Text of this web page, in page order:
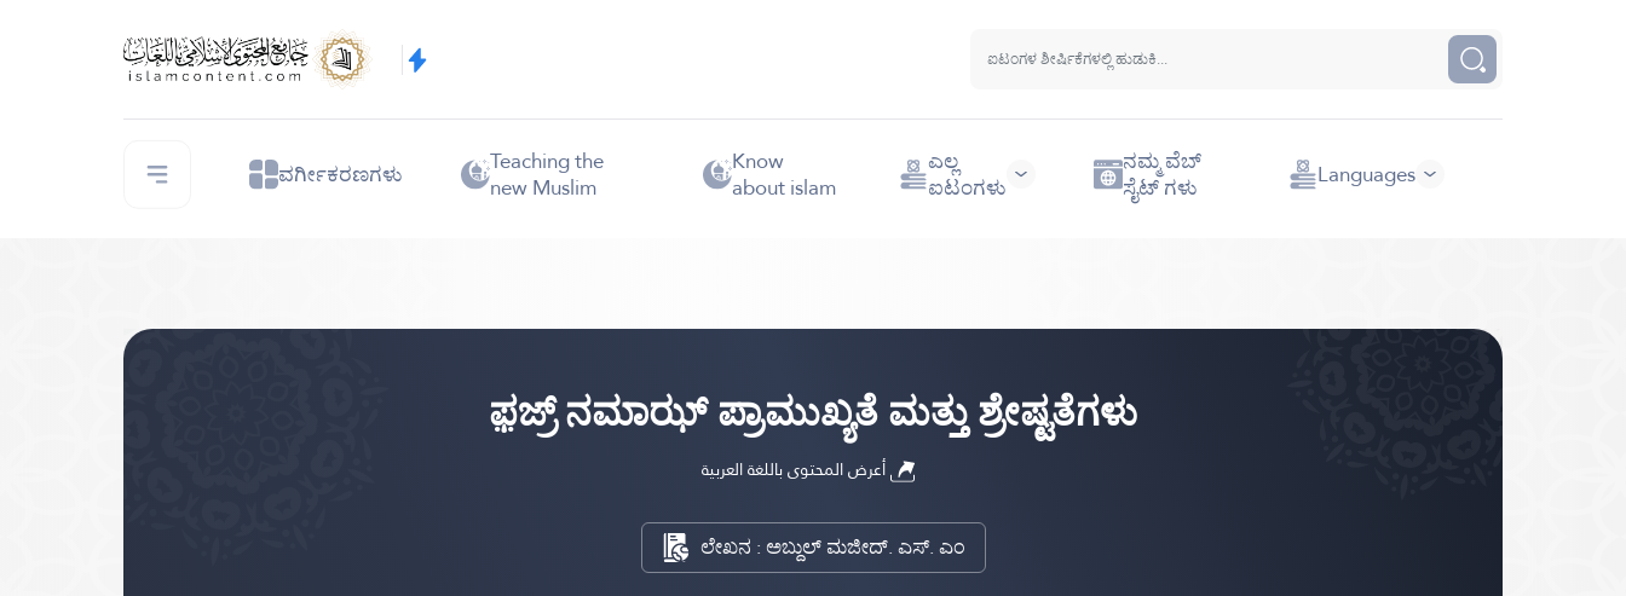
ವರ್ಗೀಕರಣಗಳು Teaching the
new Muslim
Know
about islam
ಎಲ್ಲ
ಐಟಂಗಳು
ನಮ್ಮ ವೆಬ್
ಸೈಟ್ ಗಳು Languages
ಫ಼ಜ್ರ್ ನಮಾಝ್ ಪ್ರಾಮುಖ್ಯತೆ ಮತ್ತು ಶ್ರೇಷ್ಟತೆಗಳು
ಲೇಖನ : ಅಬ್ದುಲ್ ಮಜೀದ್. ಎಸ್. ಎಂ